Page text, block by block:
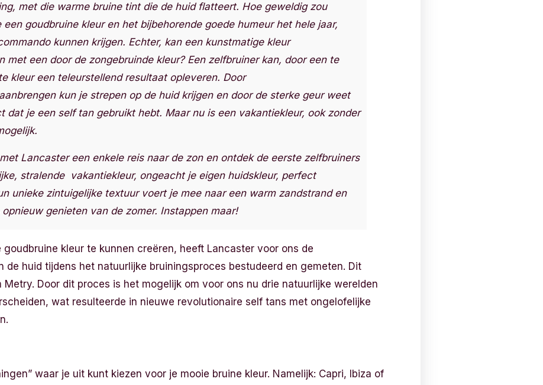
met die warme bruine tint die de huid flatteert. Hoe geweldig zou
een goudbruine kleur en het bijbehorende goede humeur het hele jaar,
kunnen krijgen. Echter, kan een kunstmatige kleur
met een door de zongebruinde kleur? Een zelfbruiner kan, door een te
kleur een teleurstellend resultaat opleveren. Door
kun je strepen op de huid krijgen en door de sterke geur weet
dat je een self tan gebruikt hebt. Maar nu is een vakantiekleur, ook zonder
Lancaster een enkele reis naar de zon en ontdek de eerste zelfbruiners
stralende vakantiekleur, ongeacht je eigen huidskleur, perfect
unieke zintuigelijke textuur voert je mee naar een warm zandstrand en
genieten van de zomer. Instappen maar!
kleur te kunnen creëren, heeft Lancaster voor ons de
de huid tijdens het natuurlijke bruiningsproces bestudeerd en gemeten. Dit
Metry. Door dit proces is het mogelijk om voor ons nu drie natuurlijke werelden
wat resulteerde in nieuwe revolutionaire self tans met ongelofelijke
waar je uit kunt kiezen voor je mooie bruine kleur. Namelijk: Capri, Ibiza of